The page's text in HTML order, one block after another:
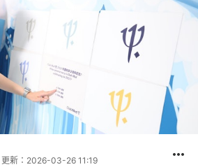
更新： 2026-03-26 11:19